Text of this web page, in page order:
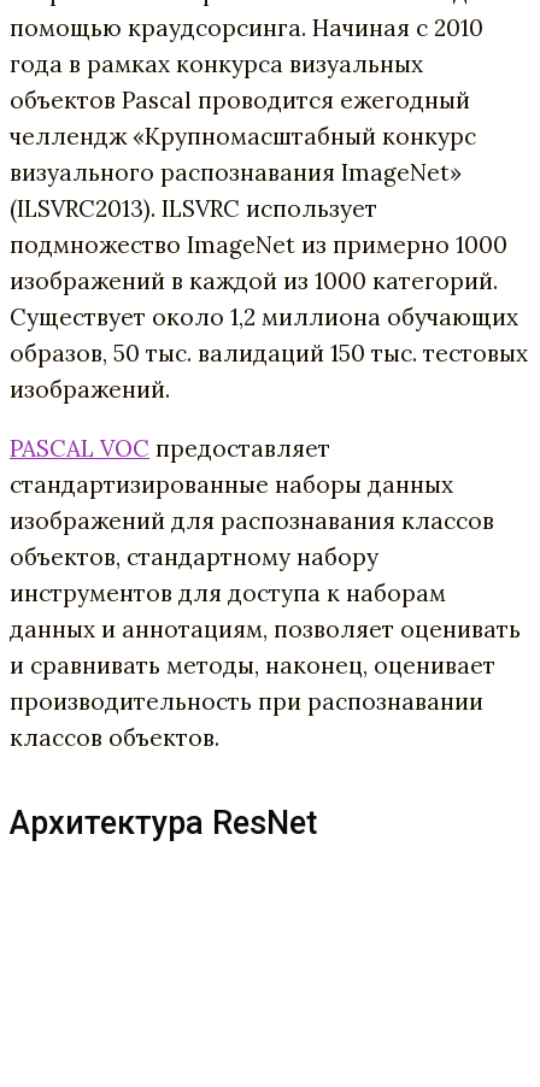
помощью краудсорсинга. Начиная с 2010
года в рамках конкурса визуальных
объектов Pascal проводится ежегодный
челлендж «Крупномасштабный конкурс
визуального распознавания ImageNet»
(ILSVRC2013). ILSVRC использует
подмножество ImageNet из примерно 1000
изображений в каждой из 1000 категорий.
Существует около 1,2 миллиона обучающих
образов, 50 тыс. валидаций 150 тыс. тестовых
изображений.
PASCAL VOC предоставляет
стандартизированные наборы данных
изображений для распознавания классов
объектов, стандартному набору
инструментов для доступа к наборам
данных и аннотациям, позволяет оценивать
и сравнивать методы, наконец, оценивает
производительность при распознавании
классов объектов.
Архитектура ResNet